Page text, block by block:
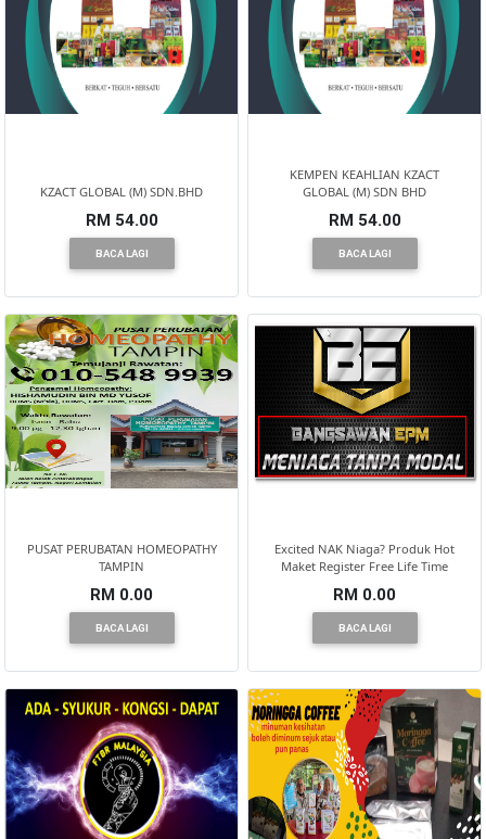
KZACT GLOBAL (M) SDN.BHD
RM 54.00
BACA LAGI
KEMPEN KEAHLIAN KZACT
GLOBAL (M) SDN BHD
RM 54.00
BACA LAGI
PUSAT PERUBATAN HOMEOPATHY
TAMPIN
RM 0.00
BACA LAGI
Excited NAK Niaga? Produk Hot
Maket Register Free Life Time
RM 0.00
BACA LAGI
BRUNEI(0)